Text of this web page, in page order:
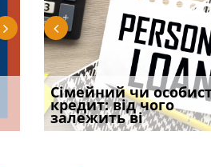
Документи, на яких не
проставляється
апостиль: пер
Огляд практики ВС від
Ростислава Кравця, що
опублі
Сімейний чи
кредит: від чого
залежить ві
Восьмий ААС
підтвердив, що
може скас